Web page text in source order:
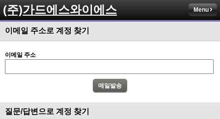
(주)가드에스와이에스 Menu
이메일 주소로 계정 찾기
이메일 주소
질문/답변으로 계정 찾기